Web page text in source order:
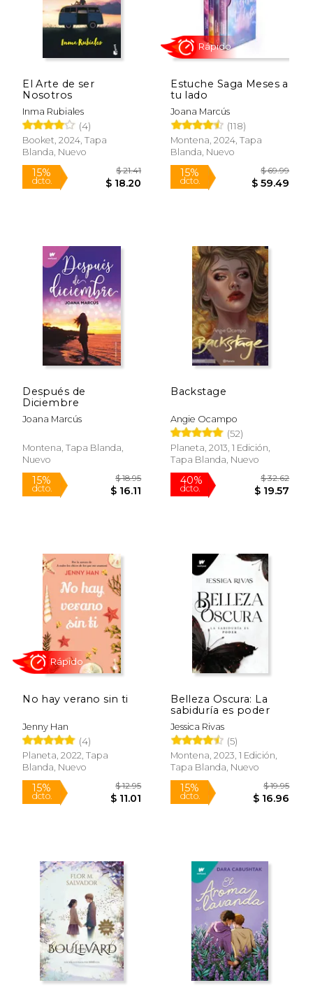
$
15%
dcto. dcto.
El Arte de ser
Nosotros
Inma Rubiales
(4)
Booket, 2024, Tapa
Blanda, Nuevo
15%
dcto.
Estuche Saga Meses a
tu lado
Joana Marcús
(118)
Montena, 2024, Tapa
Blanda, Nuevo
15%
dcto.
Rápido
Después de
Diciembre
Joana Marcús
Montena, Tapa Blanda,
Nuevo
Backstage
Angie Ocampo
(52)
Planeta, 2013, 1 Edición,
Tapa Blanda, Nuevo
No hay verano sin ti
Jenny Han
(4)
Planeta, 2022, Tapa
Blanda, Nuevo
Belleza Oscura: La
sabiduría es poder
Jessica Rivas
(5)
Montena, 2023, 1 Edición,
Tapa Blanda, Nuevo